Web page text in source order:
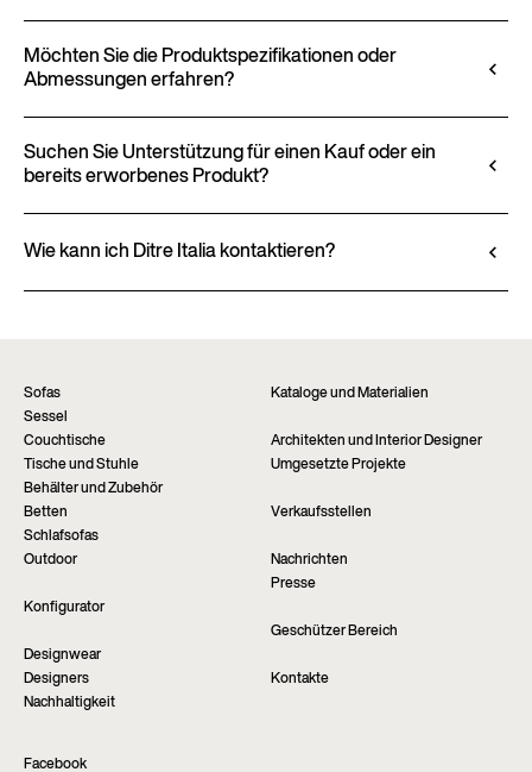
Anpassung seiner Produkte über den 3D-
Konfigurator. Dieses Tool erlaubt es Ihnen, das
Produkt mit den ausgewählten Ausführungen und
Bezügen zu visualisieren und – sofern verfügbar –
2D- und 3D-Dateien für eine nahtlose Integration
in Ihr Projekt herunterzuladen.
Möchten Sie die Produktspezifikationen oder
Abmessungen erfahren?
Materialeigenschaften, Ausführungen und
Polsterungen, finden Sie im Produktdatenblatt.
Datenblatt anzeigen
Suchen Sie Unterstützung für einen Kauf oder ein
bereits erworbenes Produkt?
über autorisierte Händler erhältlich, die persönliche
Wie kann ich Ditre Italia kontaktieren?
Sofas
Kataloge und Materialien
Sessel
Couchtische
Architekten und Interior Designer
Tische und Stuhle
Umgesetzte Projekte
Behälter und Zubehör
Betten
Verkaufsstellen
Schlafsofas
Outdoor
Nachrichten
Presse
Konfigurator
Geschützer Bereich
Designwear
Designers
Kontakte
Nachhaltigkeit
Facebook